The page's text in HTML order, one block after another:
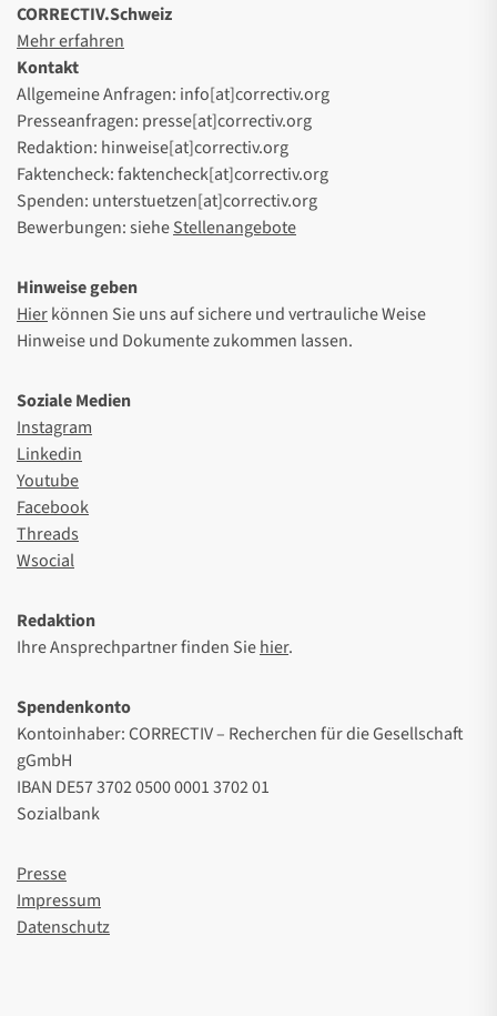
CORRECTIV.Schweiz
Mehr erfahren
Kontakt
Allgemeine Anfragen: info[at]correctiv.org
Presseanfragen: presse[at]correctiv.org
Redaktion: hinweise[at]correctiv.org
Faktencheck: faktencheck[at]correctiv.org
Spenden: unterstuetzen[at]correctiv.org
Bewerbungen: sieheStellenangebote
Hinweise geben
Hierkönnen Sie uns auf sichere und vertrauliche Weise
Hinweise und Dokumente zukommen lassen.
Soziale Medien
Instagram
Linkedin
Youtube
Facebook
Threads
Wsocial
Redaktion
Ihre Ansprechpartner finden Siehier.
Spendenkonto
Kontoinhaber: CORRECTIV – Recherchen für die Gesellschaft
gGmbH
IBAN DE57 3702 0500 0001 3702 01
Sozialbank
Presse
Impressum
Datenschutz